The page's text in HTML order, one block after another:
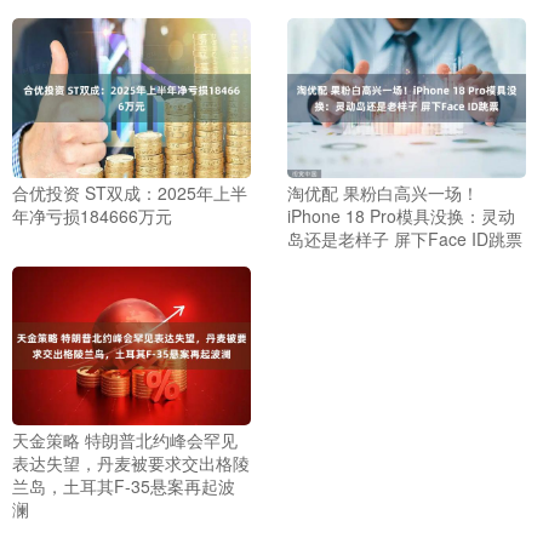
合优投资 ST双成：2025年上半
年净亏损184666万元
淘优配 果粉白高兴一场！
iPhone 18 Pro模具没换：灵动
岛还是老样子 屏下Face ID跳票
天金策略 特朗普北约峰会罕见
表达失望，丹麦被要求交出格陵
兰岛，土耳其F-35悬案再起波
澜